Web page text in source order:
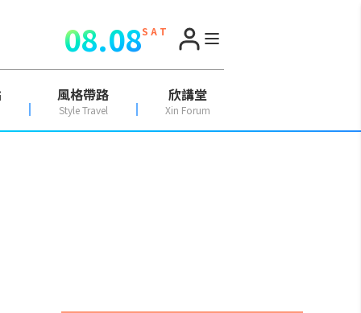
08.08S A T
風格帶路
Style Travel
欣講堂
Xin Forum